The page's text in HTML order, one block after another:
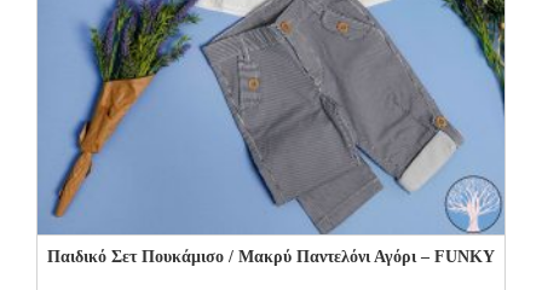
Παιδικό Σετ Πουκάμισο / Μακρύ Παντελόνι Αγόρι – FUNKY